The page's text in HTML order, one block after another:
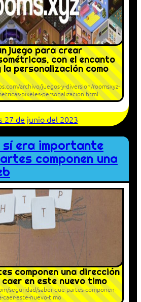
juego para crear
con el encanto
la personalización como
archivo/juegos-y-diversion/roomsxyz-
pixeles-personalizacion.html
27 de junio del 2023
sí era importante
componen una
componen una dirección
en este nuevo timo
seguridad/saber-que-partes-componen-
caer-este-nuevo-timo